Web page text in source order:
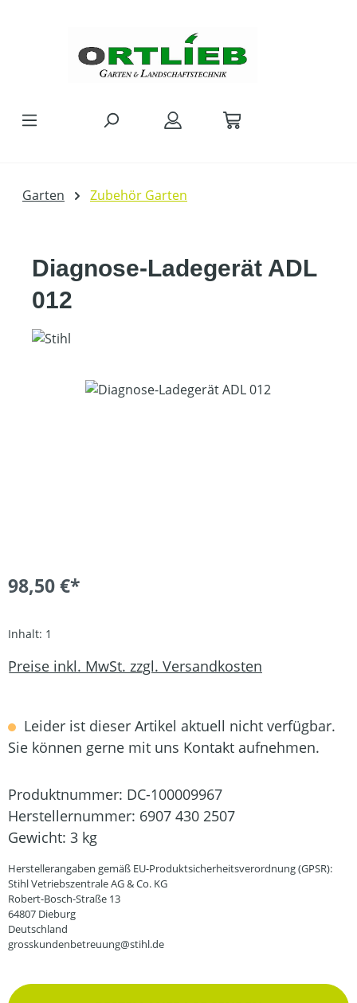
Garten Zubehör Garten
Diagnose-Ladegerät ADL
012
Bildergalerie überspringen
98,50 €*
Inhalt: 1
Preise inkl. MwSt. zzgl. Versandkosten
Leider ist dieser Artikel aktuell nicht verfügbar.
Sie können gerne mit uns Kontakt aufnehmen.
Produktnummer: DC-100009967
Herstellernummer: 6907 430 2507
Gewicht: 3 kg
Herstellerangaben gemäß EU-Produktsicherheitsverordnung (GPSR):
Stihl Vetriebszentrale AG & Co. KG
Robert-Bosch-Straße 13
64807 Dieburg
Deutschland
grosskundenbetreuung@stihl.de